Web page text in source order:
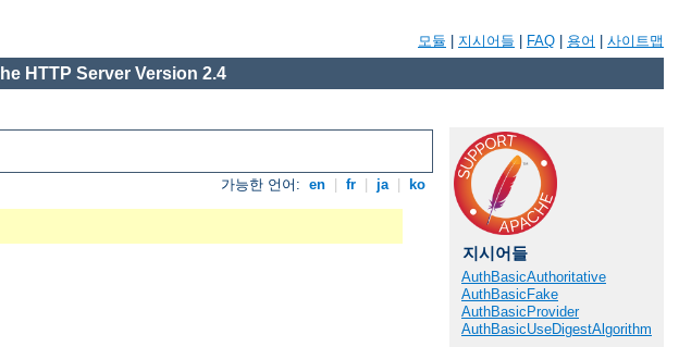
모듈 지시어들 FAQ 용어 사이트맵
HTTP Server Version 2.4
가능한 언어: en fr ja ko
지시어들
AuthBasicAuthoritative
AuthBasicFake
AuthBasicProvider
AuthBasicUseDigestAlgorithm